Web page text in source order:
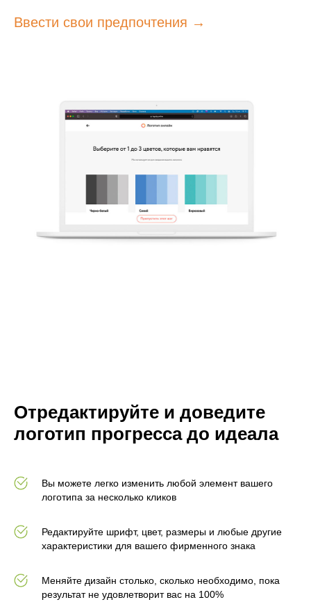
Ввести свои предпочтения
Отредактируйте и доведите
логотип прогресса до идеала
Вы можете легко изменить любой элемент вашего
логотипа за несколько кликов
Редактируйте шрифт, цвет, размеры и любые другие
характеристики для вашего фирменного знака
Меняйте дизайн столько, сколько необходимо, пока
результат не удовлетворит вас на 100%